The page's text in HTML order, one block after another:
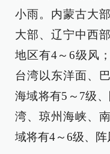
小雨。内蒙古大
大部、辽宁中西
地区有4～6级风
台湾以东洋面、
海域将有5～7级
湾、琼州海峡、
域将有4～6级、阵